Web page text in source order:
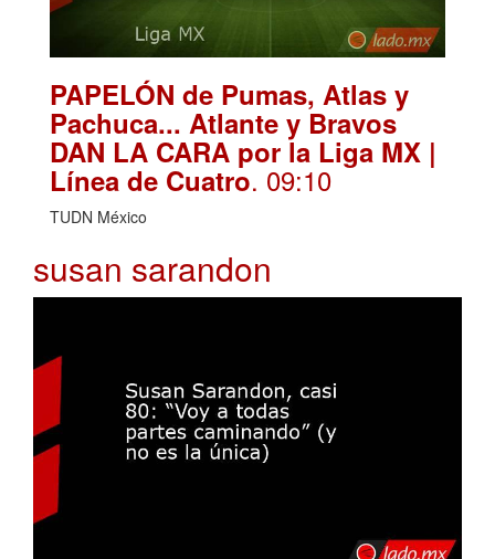
PAPELÓN de Pumas, Atlas y
Pachuca... Atlante y Bravos
DAN LA CARA por la Liga MX |
Línea de Cuatro. 09:10
TUDN México
susan sarandon